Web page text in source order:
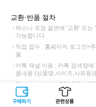
구매하기 관련상품
교환·반품 절차
박스나 포장 겉면에 '교환' 또
가능합니다.
직접 접수 : 홈페이지 로그인>
품
카톡 채널 이용 : 카톡 검색창
품내용 (상품명,사이즈,사유등)
록시걸 고객센터
교환 접수 후 CJ대한통운 기사
12,000원)동봉 또는 입금하여